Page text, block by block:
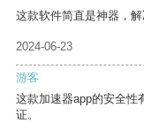
这款软件简直是神器，解
2024-06-23
游客
这款加速器app的安全性
证。